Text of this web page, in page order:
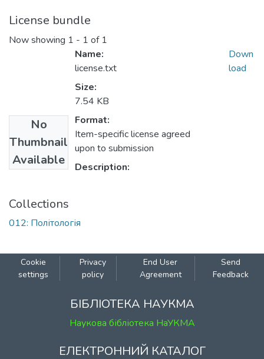
License bundle
Now showing 1 - 1 of 1
No
Thumbnail
Available
Name:
license.txt
Size:
7.54 KB
Format:
Item-specific license agreed
upon to submission
Description:
Down
load
Collections
012: Політологія
Cookie
settings
Privacy
policy
End User
Agreement
Send
Feedback
БІБЛІОТЕКА НАУКМА
Наукова бібліотека НаУКМА
ЕЛЕКТРОННИЙ КАТАЛОГ